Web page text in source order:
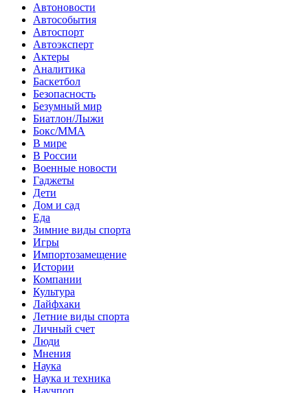
Автоновости
Автособытия
Автоспорт
Автоэксперт
Актеры
Аналитика
Баскетбол
Безопасность
Безумный мир
Биатлон/Лыжи
Бокс/MMA
В мире
В России
Военные новости
Гаджеты
Дети
Дом и сад
Еда
Зимние виды спорта
Игры
Импортозамещение
Истории
Компании
Культура
Лайфхаки
Летние виды спорта
Личный счет
Люди
Мнения
Наука
Наука и техника
Научпоп